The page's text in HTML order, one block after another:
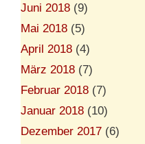
Juni 2018 (9)
Mai 2018 (5)
April 2018 (4)
März 2018 (7)
Februar 2018 (7)
Januar 2018 (10)
Dezember 2017 (6)